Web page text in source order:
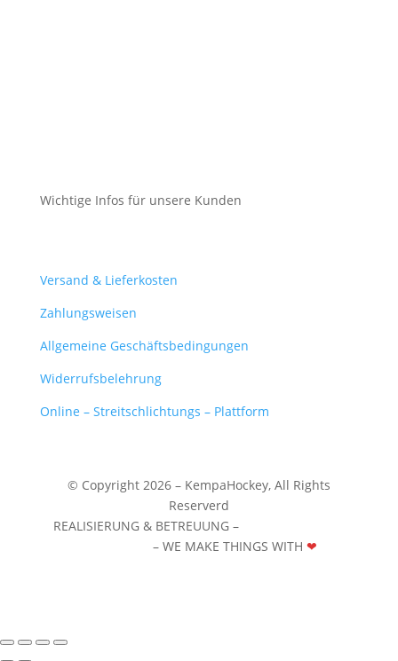
Wichtige Infos für unsere Kunden
Versand & Lieferkosten
Zahlungsweisen
Allgemeine Geschäftsbedingungen
Widerrufsbelehrung
Online – Streitschlichtungs – Plattform
© Copyright 2026 – KempaHockey, All Rights
Reserverd
REALISIERUNG & BETREUUNG –
– WE MAKE THINGS WITH ❤